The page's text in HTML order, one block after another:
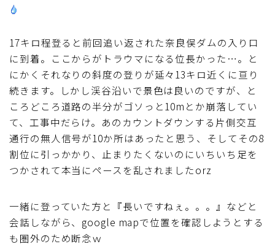
17キロ程登ると前回追い返された奈良俣ダムの入り口
に到着。ここからがトラウマになる位長かった…。と
にかくそれなりの斜度の登りが延々13キロ近くに亘り
続きます。しかし渓谷沿いで景色は良いのですが、と
ころどころ道路の半分がゴソっと10mとか崩落してい
て、工事中だらけ。あのカウントダウンする片側交互
通行の無人信号が10か所はあったと思う、そしてその8
割位に引っかかり、止まりたくないのにいちいち足を
つかされて本当にペースを乱されましたorz
一緒に登っていた方と『長いですねぇ。。。』などと
会話しながら、google mapで位置を確認しようとする
も圏外のため断念ｗ